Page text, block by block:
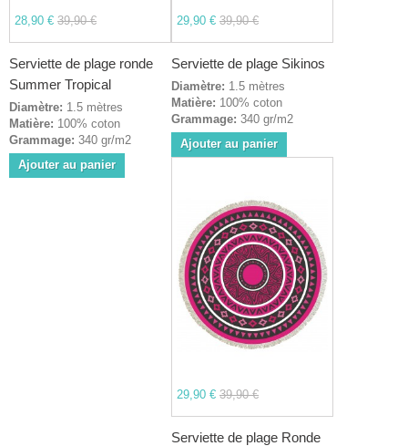
28,90 € 39,90 €
Serviette de plage ronde
Summer Tropical
Diamètre: 1.5 mètres
Matière: 100% coton
Grammage: 340 gr/m2
Ajouter au panier
29,90 € 39,90 €
Serviette de plage Sikinos
Diamètre: 1.5 mètres
Matière: 100% coton
Grammage: 340 gr/m2
Ajouter au panier
29,90 € 39,90 €
Serviette de plage Ronde